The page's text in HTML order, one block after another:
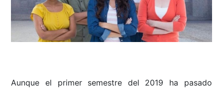
Aunque el primer semestre del 2019 ha pasado